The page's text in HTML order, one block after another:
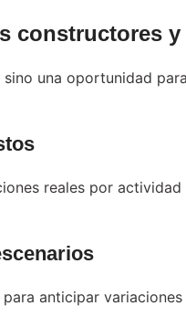
constructores
sino una oportunidad
reales por
anticipar